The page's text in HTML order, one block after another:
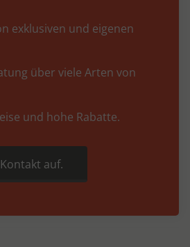
exklusiven und eigenen
über viele Arten von
und hohe Rabatte.
auf.